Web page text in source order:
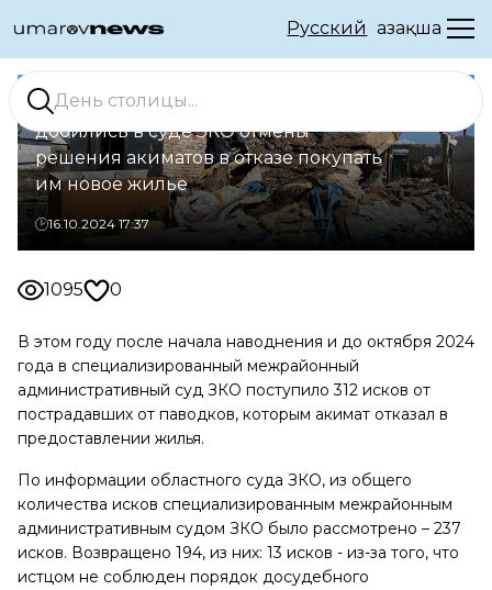
Русский Қазақша
Из свыше 300 дачников лишь 2
добились в суде ЗКО отмены
решения акиматов в отказе покупать
им новое жилье
16.10.2024 17:37
1095 0
В этом году после начала наводнения и до октября 2024
года в специализированный межрайонный
административный суд ЗКО поступило 312 исков от
пострадавших от паводков, которым акимат отказал в
предоставлении жилья.
По информации областного суда ЗКО, из общего
количества исков специализированным межрайонным
административным судом ЗКО было рассмотрено – 237
исков. Возвращено 194, из них: 13 исков - из-за того, что
истцом не соблюден порядок досудебного